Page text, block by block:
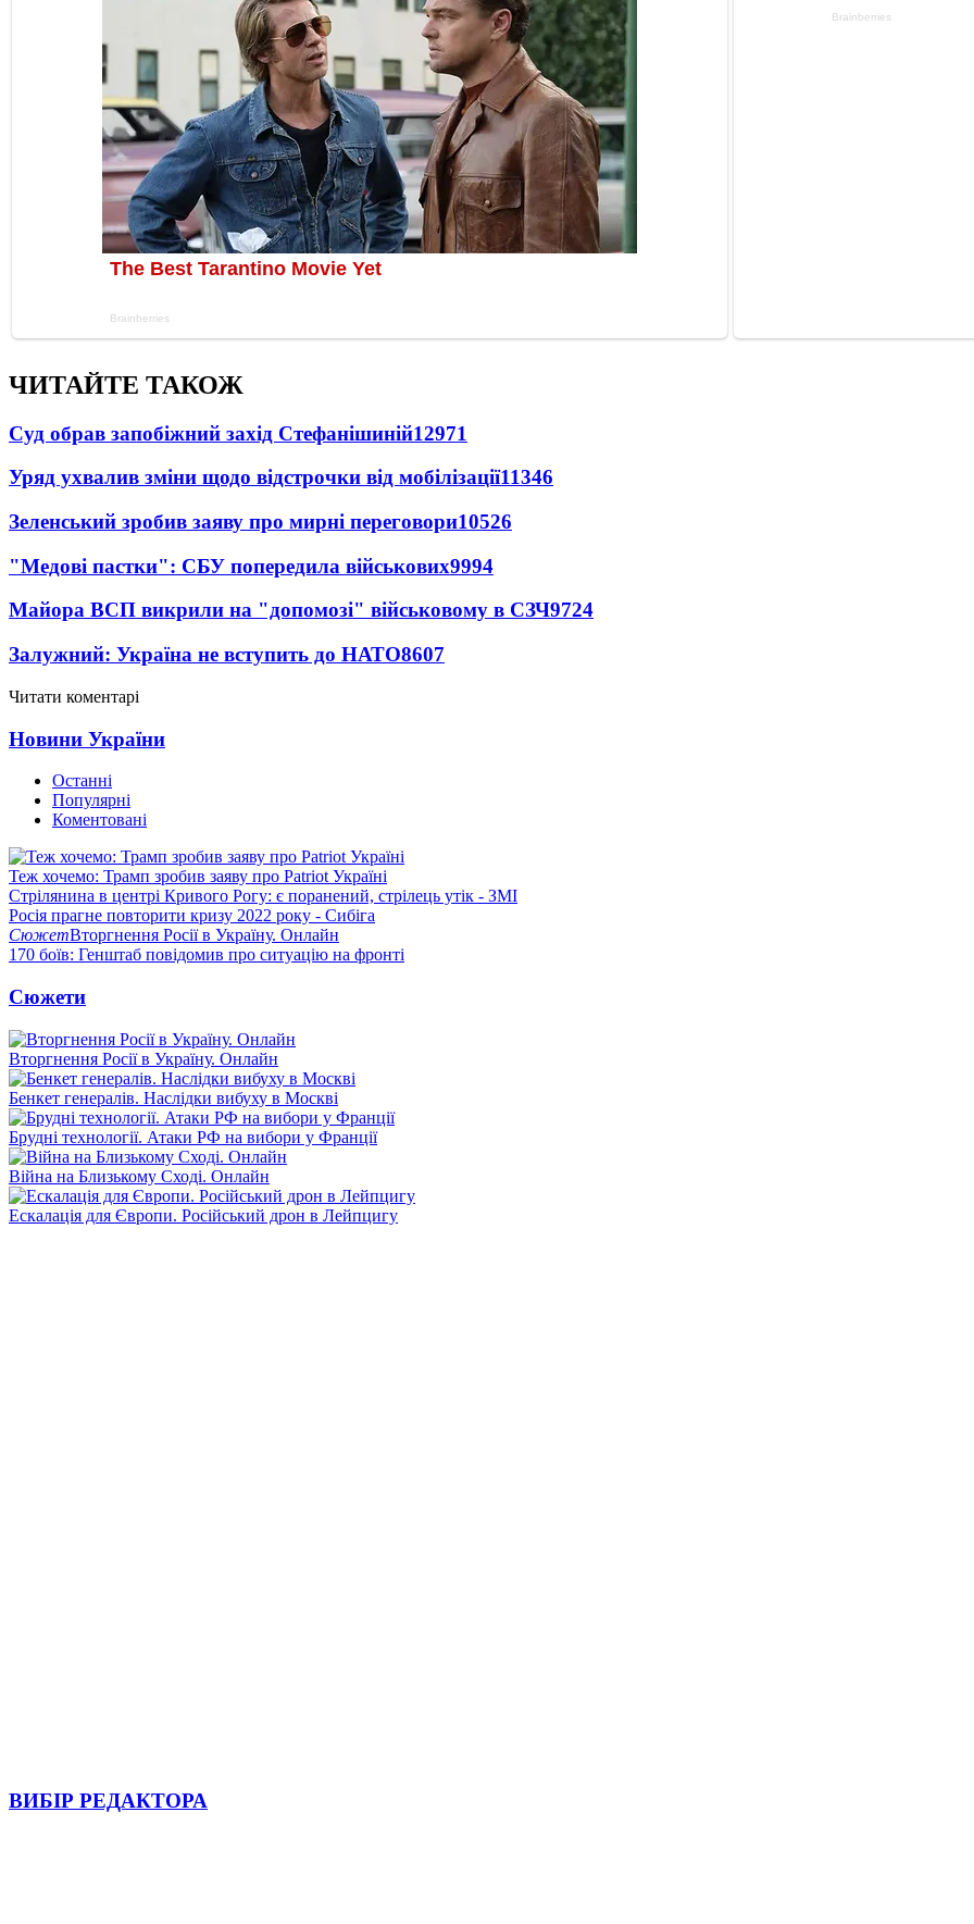
ЧИТАЙТЕ ТАКОЖ
Суд обрав запобіжний захід Стефанішиній12971
Уряд ухвалив зміни щодо відстрочки від мобілізації11346
Зеленський зробив заяву про мирні переговори10526
"Медові пастки": СБУ попередила військових9994
Майора ВСП викрили на "допомозі" військовому в СЗЧ9724
Залужний: Україна не вступить до НАТО8607
Читати коментарі
Новини України
Останні
Популярні
Коментовані
Теж хочемо: Трамп зробив заяву про Patriot Україні
Стрілянина в центрі Кривого Рогу: є поранений, стрілець утік - ЗМІ
Росія прагне повторити кризу 2022 року - Сибіга
СюжетВторгнення Росії в Україну. Онлайн
170 боїв: Генштаб повідомив про ситуацію на фронті
Сюжети
Вторгнення Росії в Україну. Онлайн
Бенкет генералів. Наслідки вибуху в Москві
Брудні технології. Атаки РФ на вибори у Франції
Війна на Близькому Сході. Онлайн
Ескалація для Європи. Російський дрон в Лейпцигу
ВИБІР РЕДАКТОРА